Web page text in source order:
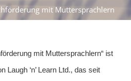
mit Muttersprachlern
mit Muttersprachlern“ ist
Laugh ‘n’ Learn Ltd., das seit